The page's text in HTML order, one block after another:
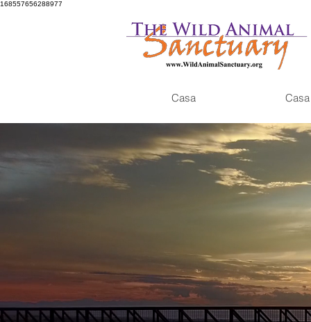
168557656288977
Casa Casa